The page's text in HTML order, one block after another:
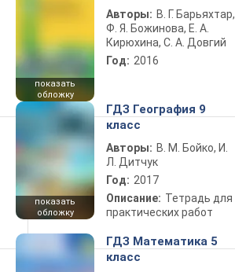
показать
обложку
Авторы: В. Г. Барьяхтар,
Ф. Я. Божинова, Е. А.
Кирюхина, С. А. Довгий
Год: 2016
показать
обложку
ГДЗ География 9
класс
Авторы: В. М. Бойко, И.
Л. Дитчук
Год: 2017
Описание: Тетрадь для
практических работ
ГДЗ Математика 5
класс